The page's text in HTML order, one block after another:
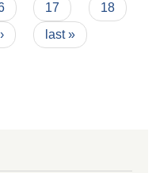
17
18
last »